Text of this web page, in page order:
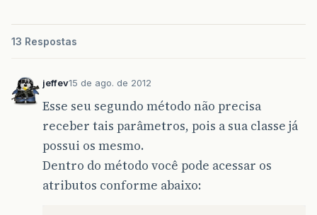
13 Respostas
jeffev15 de ago. de 2012
Esse seu segundo método não precisa
receber tais parâmetros, pois a sua classe já
possui os mesmo.
Dentro do método você pode acessar os
atributos conforme abaixo: